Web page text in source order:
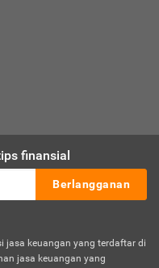
finansial
Berlangganan
jasa keuangan yang terdaftar di
jasa keuangan yang